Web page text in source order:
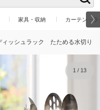
家具・収納 カーテン・
ッシュラック たためる水切り
1/ 13